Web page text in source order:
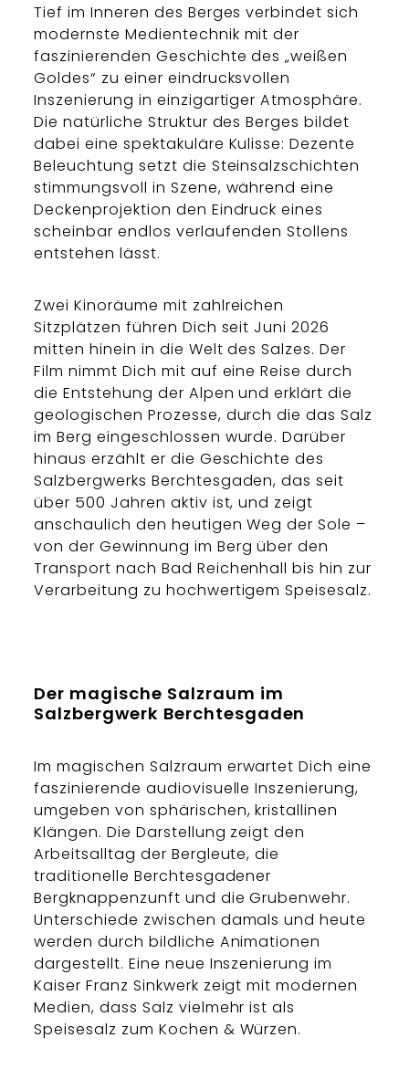
Tief im Inneren des Berges verbindet sich
modernste Medientechnik mit der
faszinierenden Geschichte des „weißen
Goldes“ zu einer eindrucksvollen
Inszenierung in einzigartiger Atmosphäre.
Die natürliche Struktur des Berges bildet
dabei eine spektakuläre Kulisse: Dezente
Beleuchtung setzt die Steinsalzschichten
stimmungsvoll in Szene, während eine
Deckenprojektion den Eindruck eines
scheinbar endlos verlaufenden Stollens
entstehen lässt.
Zwei Kinoräume mit zahlreichen
Sitzplätzen führen Dich seit Juni 2026
mitten hinein in die Welt des Salzes. Der
Film nimmt Dich mit auf eine Reise durch
die Entstehung der Alpen und erklärt die
geologischen Prozesse, durch die das Salz
im Berg eingeschlossen wurde. Darüber
hinaus erzählt er die Geschichte des
Salzbergwerks Berchtesgaden, das seit
über 500 Jahren aktiv ist, und zeigt
anschaulich den heutigen Weg der Sole –
von der Gewinnung im Berg über den
Transport nach Bad Reichenhall bis hin zur
Verarbeitung zu hochwertigem Speisesalz.
Der magische Salzraum im
Salzbergwerk Berchtesgaden
Im magischen Salzraum erwartet Dich eine
faszinierende audiovisuelle Inszenierung,
umgeben von sphärischen, kristallinen
Klängen. Die Darstellung zeigt den
Arbeitsalltag der Bergleute, die
traditionelle Berchtesgadener
Bergknappenzunft und die Grubenwehr.
Unterschiede zwischen damals und heute
werden durch bildliche Animationen
dargestellt. Eine neue Inszenierung im
Kaiser Franz Sinkwerk zeigt mit modernen
Medien, dass Salz vielmehr ist als
Speisesalz zum Kochen & Würzen.